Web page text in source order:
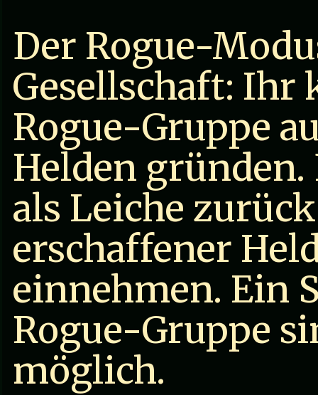
Der Rogue-
Gesellschaft: Ihr
Rogue-Gruppe
Helden
als Leiche
erschaffener
einnehmen. Ein
Rogue-Gruppe
möglich.